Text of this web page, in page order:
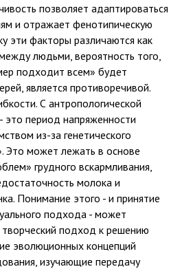
позволяет адаптироваться
и отражает фенотипическую
эти факторы различаются как
людьми, вероятность того,
подходит всем» будет
является противоречивой.
С антропологической
это период напряженности
из-за генетического
Это может лежать в основе
грудного вскармливания,
молока и
Понимание этого - и принятие
подхода - может
подход к решению
эволюционных концепций
изучающие передачу